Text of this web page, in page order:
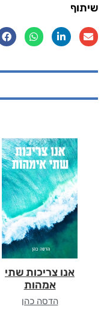
שיתוף
אנו צריכות שתי
אמהות
הדסה כהן